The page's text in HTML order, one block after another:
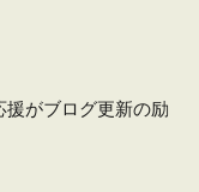
援がブログ更新の励